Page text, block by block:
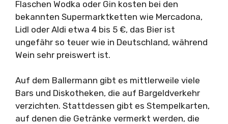
Flaschen Wodka oder Gin kosten bei den
bekannten Supermarktketten wie Mercadona,
Lidl oder Aldi etwa 4 bis 5 €, das Bier ist
ungefähr so teuer wie in Deutschland, während
Wein sehr preiswert ist.
Auf dem Ballermann gibt es mittlerweile viele
Bars und Diskotheken, die auf Bargeldverkehr
verzichten. Stattdessen gibt es Stempelkarten,
auf denen die Getränke vermerkt werden, die